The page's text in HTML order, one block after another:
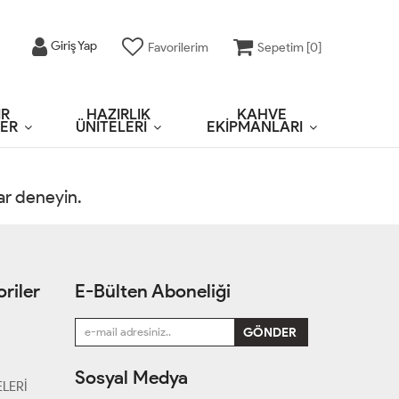
Giriş Yap Favorilerim Sepetim [0]
HAZIRLIK
ÜNİTELERİ
KAHVE
EKİPMANLARI
deneyin.
E-Bülten Aboneliği
Sosyal Medya